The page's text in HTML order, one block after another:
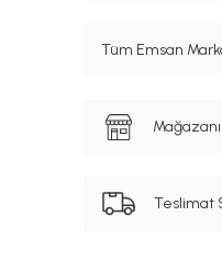
Tüm Emsan
Teslimat